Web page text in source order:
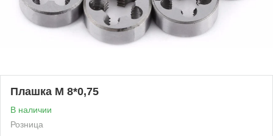
Плашка М 8*0,75
В наличии
Розница